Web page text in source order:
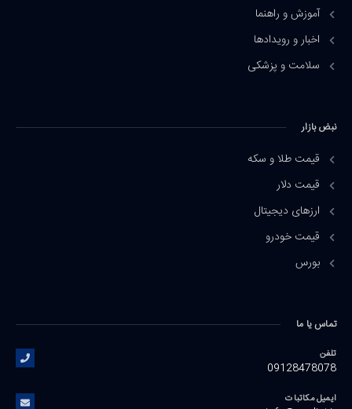
آموزش و راهنما
اخبار و رویدادها
سلامت و پزشکی
نبض بازار
قیمت طلا و سکه
قیمت دلار
ارزهای دیجیتال
قیمت خودرو
بورس
تماس یا ما
تلفن
09128478078
ایمیل مکاتبات